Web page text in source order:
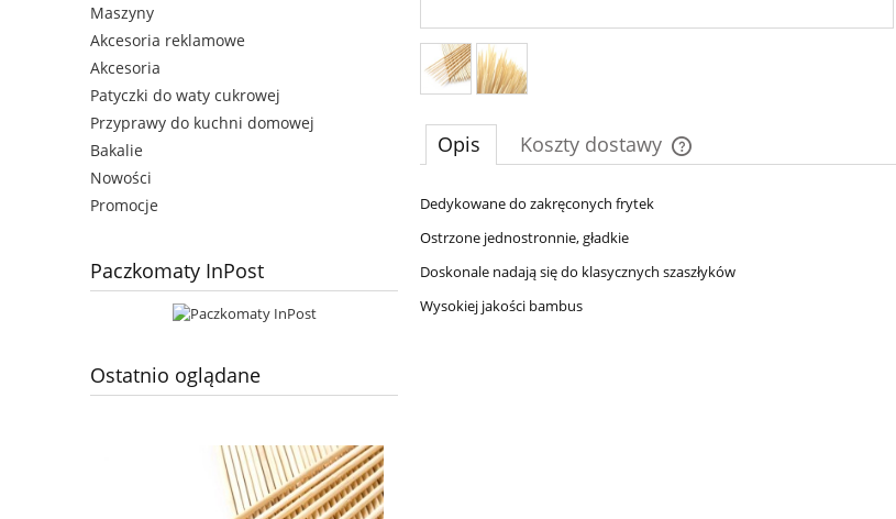
Maszyny
Akcesoria reklamowe
Akcesoria
Patyczki do waty cukrowej
Przyprawy do kuchni domowej
Bakalie
Nowości
Promocje
Paczkomaty InPost
Ostatnio oglądane
Opis Koszty dostawy
Dedykowane do zakręconych frytek
Ostrzone jednostronnie, gładkie
Doskonale nadają się do klasycznych szaszłyków
Wysokiej jakości bambus